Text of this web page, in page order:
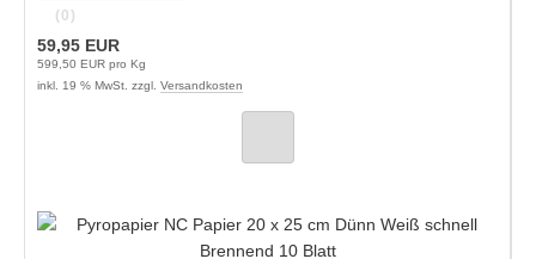
(0)
59,95 EUR
599,50 EUR pro Kg
inkl. 19 % MwSt. zzgl. Versandkosten